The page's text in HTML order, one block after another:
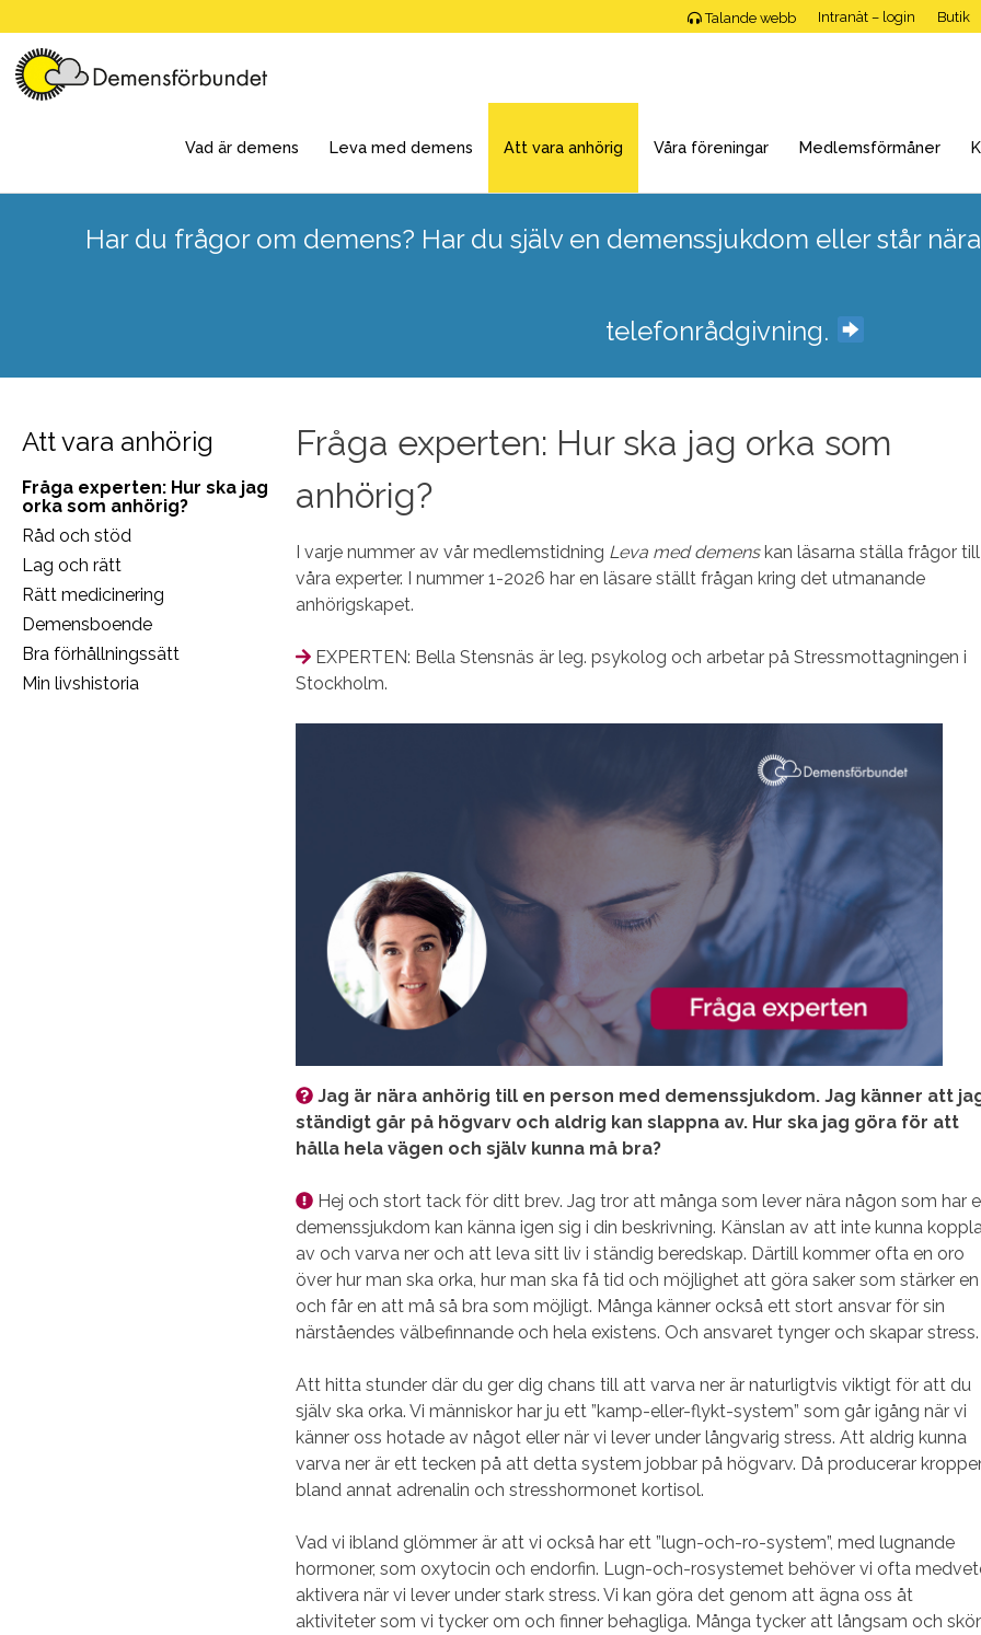
to
content
Talande webb Intranät – login Butik
Vad är demens Leva med demens Att vara anhörig Våra föreningar Medlemsförmåner
Har du frågor om demens? Har du själv en demenssjukdom eller står
telefonrådgivning.
Att vara anhörig
Fråga experten: Hur ska jag
orka som anhörig?
Råd och stöd
Lag och rätt
Rätt medicinering
Demensboende
Bra förhållningssätt
Min livshistoria
Fråga experten: Hur ska jag orka som
anhörig?
I varje nummer av vår medlemstidning Leva med demenskan läsarna ställa frågor till
våra experter. I nummer 1-2026 har en läsare ställt frågan kring det utmanande
anhörigskapet.
EXPERTEN: Bella Stensnäs är leg. psykolog och arbetar på Stressmottagningen i
Stockholm.
Jag är nära anhörig till en person med demenssjukdom. Jag känner att
ständigt går på högvarv och aldrig kan slappna av. Hur ska jag göra för att
hålla hela vägen och själv kunna må bra?
Hej och stort tack för ditt brev. Jag tror att många som lever nära någon som har
demenssjukdom kan känna igen sig i din beskrivning. Känslan av att inte kunna
av och varva ner och att leva sitt liv i ständig beredskap. Därtill kommer ofta en oro
över hur man ska orka, hur man ska få tid och möjlighet att göra saker som stärker en
och får en att må så bra som möjligt. Många känner också ett stort ansvar för sin
närståendes välbefinnande och hela existens. Och ansvaret tynger och skapar stress.
Att hitta stunder där du ger dig chans till att varva ner är naturligtvis viktigt för att du
själv ska orka. Vi människor har ju ett ”kamp-eller-flykt-system” som går igång när vi
känner oss hotade av något eller när vi lever under långvarig stress. Att aldrig kunna
varva ner är ett tecken på att detta system jobbar på högvarv. Då producerar
bland annat adrenalin och stresshormonet kortisol.
Vad vi ibland glömmer är att vi också har ett ”lugn-och-ro-system”, med lugnande
hormoner, som oxytocin och endorfin. Lugn-och-rosystemet behöver vi ofta
aktivera när vi lever under stark stress. Vi kan göra det genom att ägna oss åt
aktiviteter som vi tycker om och finner behagliga. Många tycker att långsam och